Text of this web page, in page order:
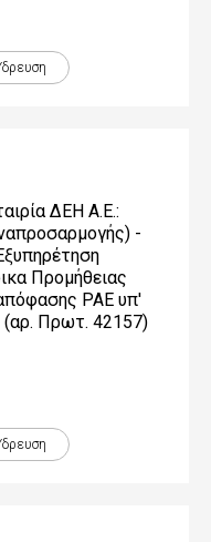
ΔΕΗ Α.Ε.:
-
Προμήθειας
ΡΑΕ υπ'
Πρωτ. 42157)